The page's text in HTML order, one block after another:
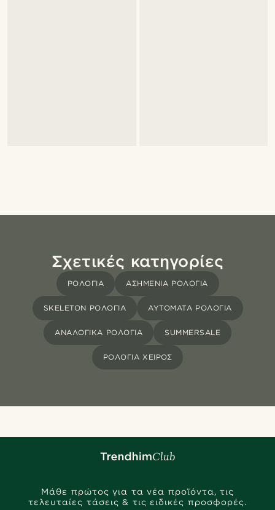
Σχετικές κατηγορίες
ΡΟΛΌΓΙΑ ΑΣΗΜΈΝΙΑ ΡΟΛΌΓΙΑ
SKELETON ΡΟΛΌΓΙΑ ΑΥΤΌΜΑΤΑ ΡΟΛΌΓΙΑ
ΑΝΑΛΟΓΙΚΆ ΡΟΛΌΓΙΑ SUMMERSALE
ΡΟΛΌΓΙΑ ΧΕΙΡΌΣ
Μάθε πρώτος για τα νέα προϊόντα, τις
τελευταίες τάσεις & τις ειδικές προσφορές.